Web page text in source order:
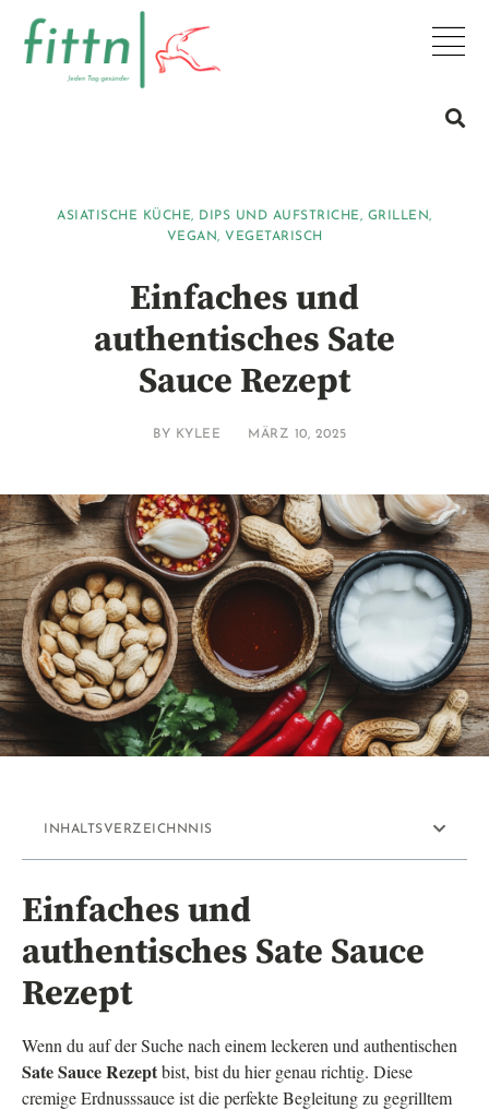
ASIATISCHE KÜCHE, DIPS UND AUFSTRICHE, GRILLEN,
VEGAN, VEGETARISCH
Einfaches und
authentisches Sate
Sauce Rezept
BY KYLEE MÄRZ 10, 2025
INHALTSVERZEICHNNIS
Einfaches und
authentisches Sate Sauce
Rezept
Wenn du auf der Suche nach einem leckeren und authentischen
Sate Sauce Rezeptbist, bist du hier genau richtig. Diese
cremige Erdnusssauce ist die perfekte Begleitung zu gegrilltem